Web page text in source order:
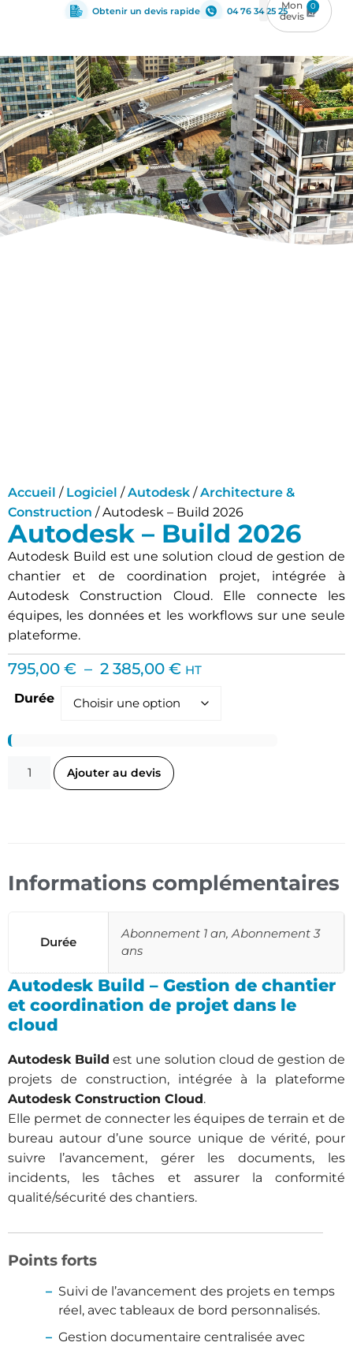
Obtenir un devis rapide 04 76 34 25 25 0
Accueil / Logiciel /Autodesk /Architecture &
Construction / Autodesk – Build 2026
Autodesk – Build 2026
Autodesk Build est une solution cloud de gestion de
chantier et de coordination projet, intégrée à
Autodesk Construction Cloud. Elle connecte les
équipes, les données et les workflows sur une seule
plateforme.
795,00 € – 2 385,00 € HT
Durée
Ajouter au devis
Informations complémentaires
Durée
Abonnement 1 an, Abonnement 3
ans
Autodesk Build – Gestion de chantier
et coordination de projet dans le
cloud
Autodesk Build est une solution cloud de gestion de
projets de construction, intégrée à la plateforme
Autodesk Construction Cloud.
Elle permet de connecter les équipes de terrain et de
bureau autour d’une source unique de vérité, pour
suivre l’avancement, gérer les documents, les
incidents, les tâches et assurer la conformité
qualité/sécurité des chantiers.
Points forts
Suivi de l’avancement des projets en temps
réel, avec tableaux de bord personnalisés.
Gestion documentaire centralisée avec